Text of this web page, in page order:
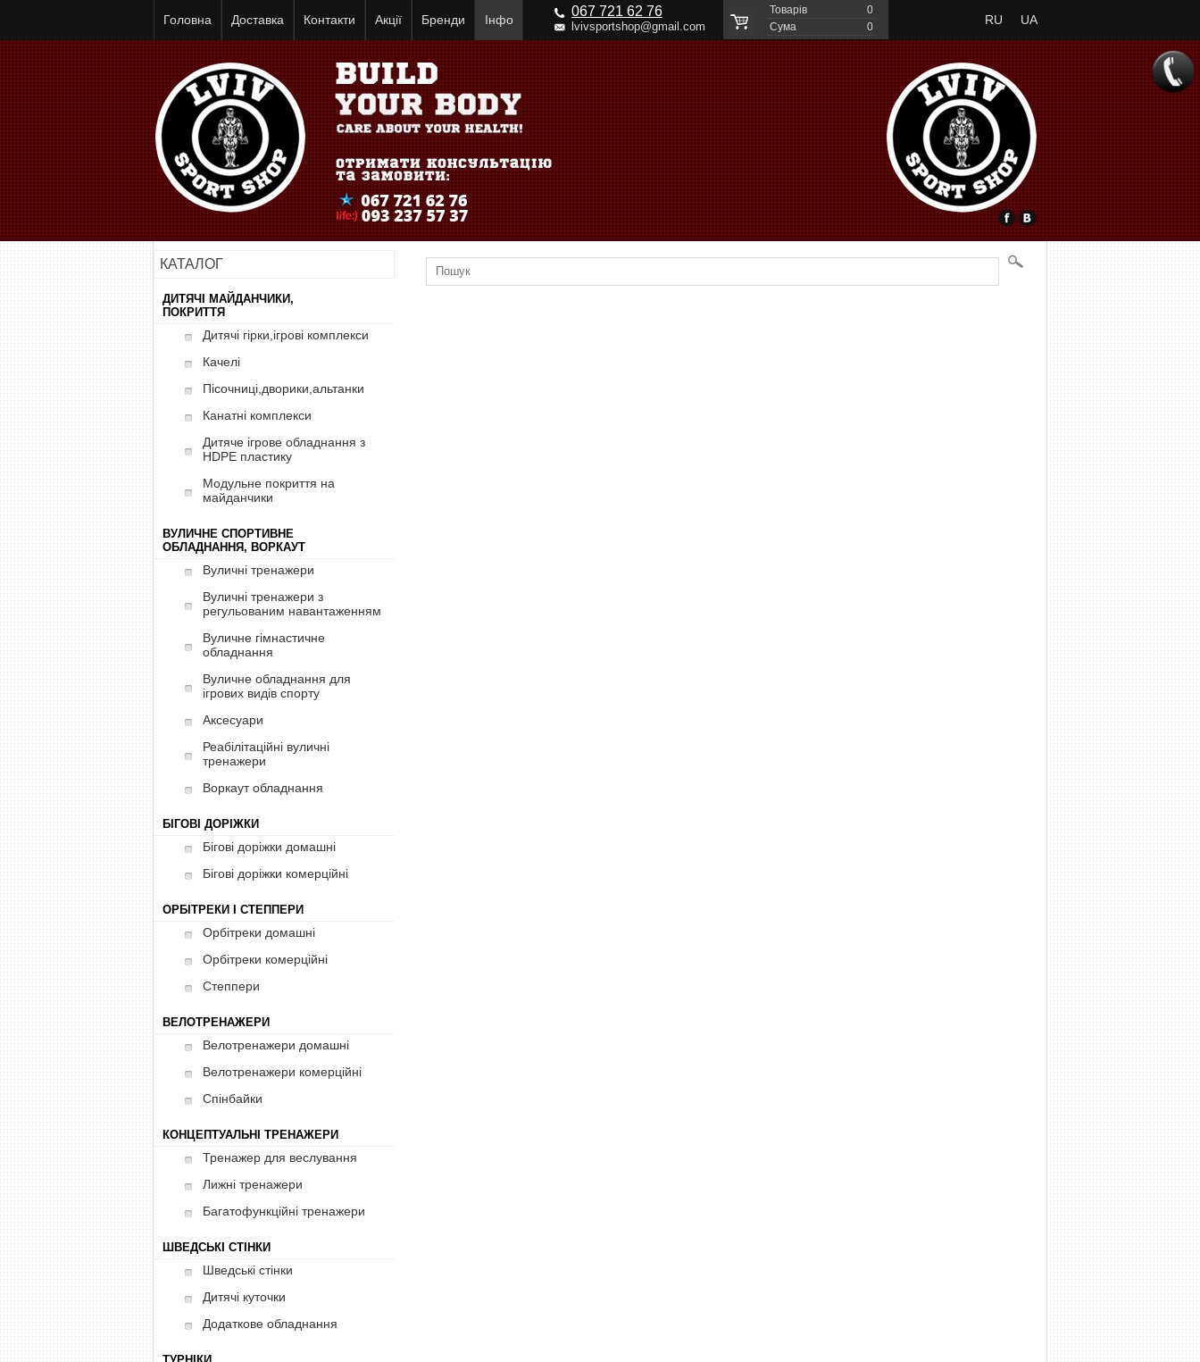
Головна Доставка Контакти Акції Бренди Інфо UA
RU
067 721 62 76
lvivsportshop@gmail.com
Товарів
0
Cума
0
КАТАЛОГ
ДИТЯЧІ МАЙДАНЧИКИ,
ПОКРИТТЯ
Дитячі гірки,ігрові комплекси
Качелі
Пісочниці,дворики,альтанки
Канатні комплекси
Дитяче ігрове обладнання з
HDPE пластику
Модульне покриття на
майданчики
ВУЛИЧНЕ СПОРТИВНЕ
ОБЛАДНАННЯ, ВОРКАУТ
Вуличні тренажери
Вуличні тренажери з
регульованим навантаженням
Вуличне гімнастичне
обладнання
Вуличне обладнання для
ігрових видів спорту
Аксесуари
Реабілітаційні вуличні
тренажери
Воркаут обладнання
БІГОВІ ДОРІЖКИ
Бігові доріжки домашні
Бігові доріжки комерційні
ОРБІТРЕКИ І СТЕППЕРИ
Орбітреки домашні
Орбітреки комерційні
Степпери
ВЕЛОТРЕНАЖЕРИ
Велотренажери домашні
Велотренажери комерційні
Спінбайки
КОНЦЕПТУАЛЬНІ ТРЕНАЖЕРИ
Тренажер для веслування
Лижні тренажери
Багатофункційні тренажери
ШВЕДСЬКІ СТІНКИ
Шведські стінки
Дитячі куточки
Додаткове обладнання